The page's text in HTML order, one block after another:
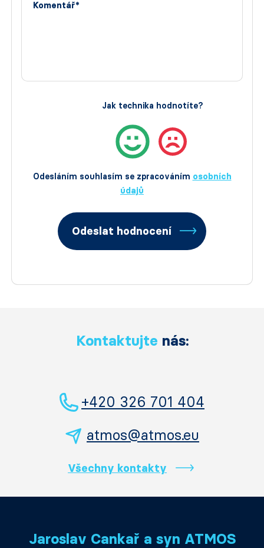
Komentář*
Odesláním souhlasím se zpracováním osobních
údajů
Jak technika hodnotíte?
Odeslat hodnocení
Kontaktujte nás:
+420 326 701 404
atmos@atmos.eu
Všechny kontakty
Jaroslav Cankař a syn ATMOS